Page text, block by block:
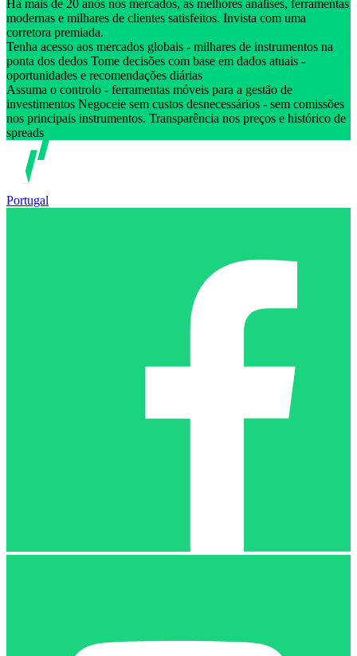
Há mais de 20 anos nos mercados, as melhores análises, ferramentas
modernas e milhares de clientes satisfeitos. Invista com uma
corretora premiada.
Tenha acesso aos mercados globais - milhares de instrumentos na
ponta dos dedos Tome decisões com base em dados atuais -
oportunidades e recomendações diárias
Assuma o controlo - ferramentas móveis para a gestão de
investimentos Negoceie sem custos desnecessários - sem comissões
nos principais instrumentos. Transparência nos preços e histórico de
spreads
Portugal